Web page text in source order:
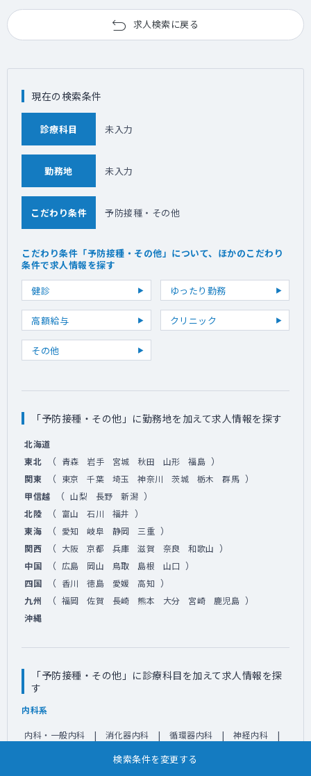
求人検索に戻る
検索条件を変更する
現在の検索条件
診療科目 未入力
勤務地 未入力
こだわり条件 予防接種・その他
こだわり条件「予防接種・その他」について、ほかのこだわり
条件で求人情報を探す
健診
ゆったり勤務
高額給与 クリニック
その他
「予防接種・その他」に勤務地を加えて求人情報を探す
北海道
東北
（ 青森 岩手 宮城 秋田 山形 福島 ）
関東 （ 東京 千葉 埼玉 神奈川 茨城 栃木 群馬 ）
甲信越 （ 山梨 長野 新潟 ）
北陸 （ 富山 石川 福井 ）
東海 （ 愛知 岐阜 静岡 三重 ）
関西 （ 大阪 京都 兵庫 滋賀 奈良 和歌山 ）
中国 （ 広島 岡山 鳥取 島根 山口 ）
四国 （ 香川 徳島 愛媛 高知 ）
九州 （ 福岡 佐賀 長崎 熊本 大分 宮崎 鹿児島 ）
沖縄
「予防接種・その他」に診療科目を加えて求人情報を探
す
内科系
内科・一般内科 消化器内科 循環器内科
神経内科